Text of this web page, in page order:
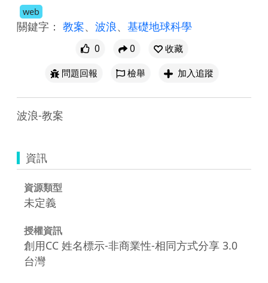
web
關鍵字： 教案、 波浪、 基礎地球科學
0 0
收藏
問題回報
檢舉 加入追蹤
資訊
資源類型
未定義
授權資訊
創用CC 姓名標示-非商業性-相同方式分享 3.0
台灣